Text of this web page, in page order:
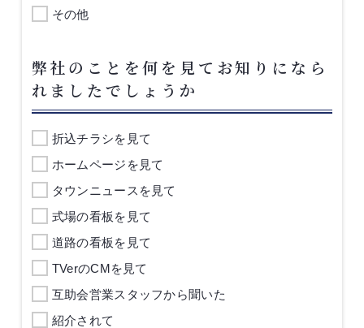
その他
弊社のことを何を見てお知りになら
れましたでしょうか
折込チラシを見て
ホームページを見て
タウンニュースを見て
式場の看板を見て
道路の看板を見て
TVerのCMを見て
互助会営業スタッフから聞いた
紹介されて